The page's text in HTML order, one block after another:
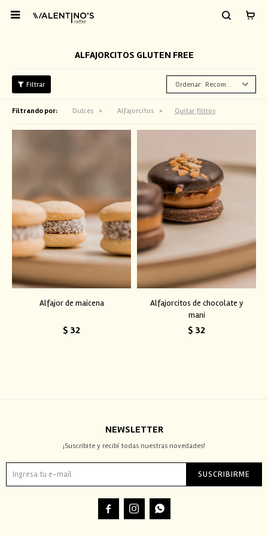

ALFAJORCITOS GLUTEN FREE
Recomendados
Filtrando por: Dulces Alfajorcitos Quitar filtros
Alfajor de maicena
$ 32
Alfajorcitos de chocolate y
mani
$ 32
NEWSLETTER
¡Suscribite y recibí todas nuestras novedades!
SUSCRIBIRME
  